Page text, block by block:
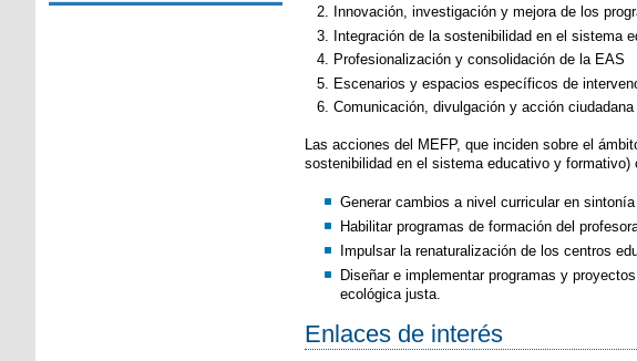
Innovación, investigación y mejora de los
Integración de la sostenibilidad en el sistema
Profesionalización y consolidación de la EAS
Escenarios y espacios específicos de
Comunicación, divulgación y acción ciudadana
Las acciones del MEFP, que inciden sobre el
sostenibilidad en el sistema educativo y
Generar cambios a nivel curricular en
Habilitar programas de formación del
Impulsar la renaturalización de los centros
Diseñar e implementar programas y
ecológica justa.
Enlaces de interés